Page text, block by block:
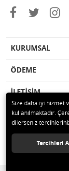
KURUMSAL
ÖDEME
İLETİŞİM
© 2020 Ufuk Şaka
Size daha iyi hizmet
kullanılmaktadır.
dilerseniz
Tercihleri